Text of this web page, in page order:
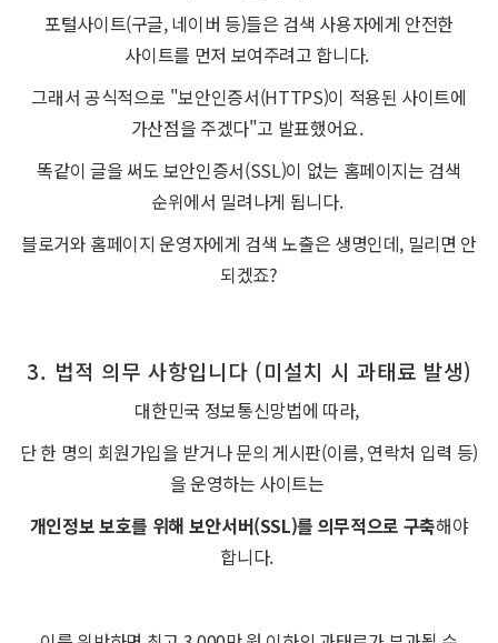
포털사이트(구글, 네이버 등)들은 검색 사용자에게 안전한
사이트를 먼저 보여주려고 합니다.
그래서 공식적으로 "보안인증서(HTTPS)이 적용된 사이트에
가산점을 주겠다"고 발표했어요.
똑같이 글을 써도 보안인증서(SSL)이 없는 홈페이지는 검색
순위에서 밀려나게 됩니다.
블로거와 홈페이지 운영자에게 검색 노출은 생명인데, 밀리면 안
되겠죠?
3. 법적 의무 사항입니다 (미설치 시 과태료 발생)
대한민국 정보통신망법에 따라,
단 한 명의 회원가입을 받거나 문의 게시판(이름, 연락처 입력 등)
을 운영하는 사이트는
개인정보 보호를 위해 보안서버(SSL)를 의무적으로 구축해야
합니다.